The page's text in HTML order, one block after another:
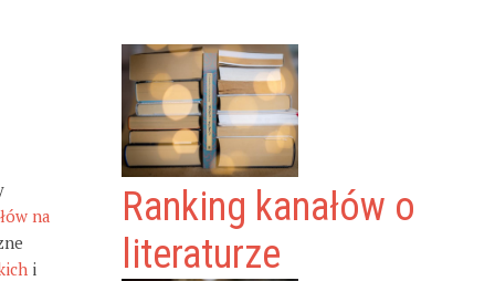
na
i
Ranking kanałów o
literaturze